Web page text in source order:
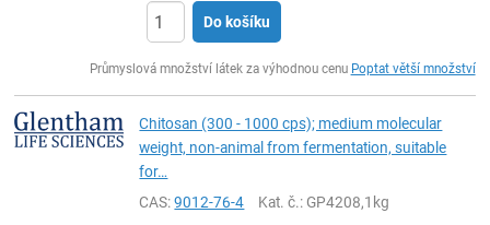
Do košíku
Průmyslová množství látek za výhodnou cenu Poptat větší množství
Chitosan (300 - 1000 cps); medium molecular
weight, non-animal from fermentation, suitable
for…
CAS:9012-76-4 Kat. č.: GP4208,1kg